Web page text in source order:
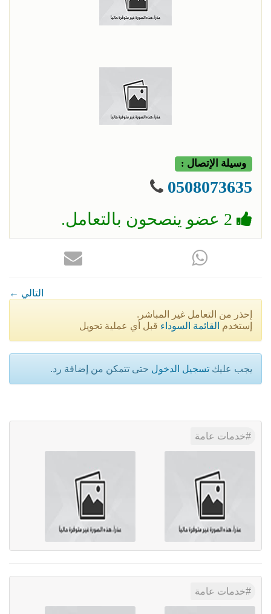
وسيلة الإتصال :
0508073635
← التالي
إحذر من التعامل غير المباشر.
إستخدم القائمة السوداء قبل أي عملية تحويل
يجب عليك تسجيل الدخول حتى تتمكن من إضافة رد.
خدمات عامة
خدمات عامة